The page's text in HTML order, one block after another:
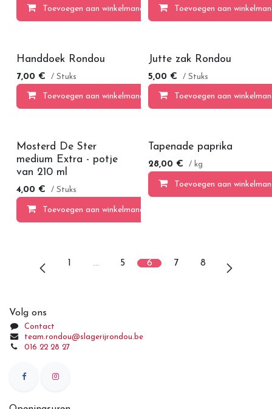
Toevoegen aan winkelmandje Toevoegen aan
Handdoek Rondou
7,00 € / Stuks
Toevoegen aan winkelmandje
Jutte zak Rondou
5,00 € / Stuks
Toevoegen aan
Mosterd De Ster
medium Extra - potje
van 210 ml
4,00 € / Stuks
Toevoegen aan winkelmandje
Tapenade paprika
28,00 € / kg
Toevoegen aan
1 … 5 6 7 8
Volg ons
Contact
team.rondou@slagerijrondou.be
016 22 28 27